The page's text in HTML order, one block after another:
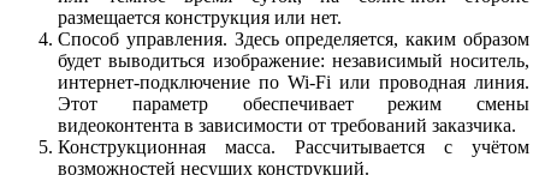
размещается конструкция или нет.
Способ управления. Здесь определяется, каким образом
будет выводиться изображение: независимый носитель,
интернет-подключение по Wi-Fi или проводная линия.
Этот параметр обеспечивает режим смены
видеоконтента в зависимости от требований заказчика.
Конструкционная масса. Рассчитывается с учётом
возможностей несущих конструкций.